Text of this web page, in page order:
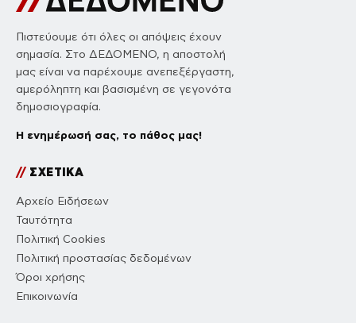
Πιστεύουμε ότι όλες οι απόψεις έχουν
σημασία. Στο ΔΕΔΟΜΕΝΟ, η αποστολή
μας είναι να παρέχουμε ανεπεξέργαστη,
αμερόληπτη και βασισμένη σε γεγονότα
δημοσιογραφία.
Η ενημέρωσή σας, το πάθος μας!
//ΣΧΕΤΙΚΑ
Αρχείο Ειδήσεων
Ταυτότητα
Πολιτική Cookies
Πολιτική προστασίας δεδομένων
Όροι χρήσης
Επικοινωνία